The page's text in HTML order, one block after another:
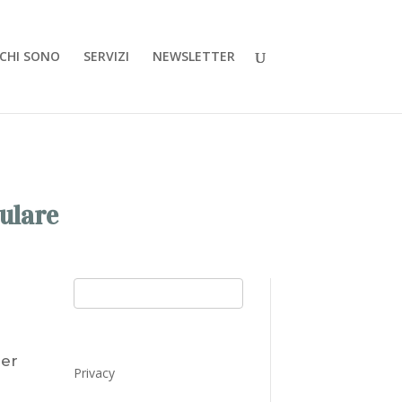
CHI SONO SERVIZI NEWSLETTER
Privacy